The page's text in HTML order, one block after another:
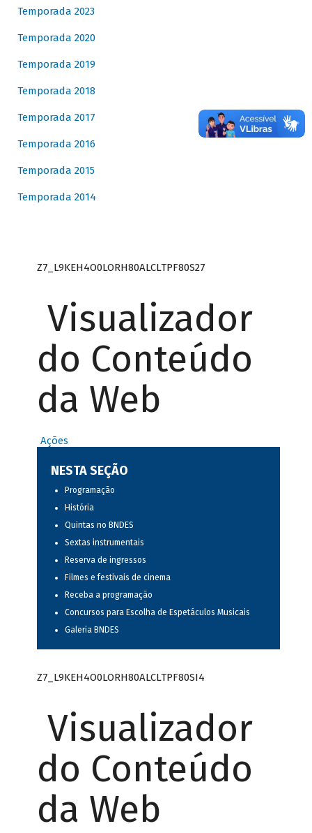
Temporada 2023
Temporada 2020
Temporada 2019
Temporada 2018
Temporada 2017
Temporada 2016
Temporada 2015
Temporada 2014
Z7_L9KEH4O0LORH80ALCLTPF80S27
Visualizador
do Conteúdo
da Web
Ações
NESTA SEÇÃO
Programação
História
Quintas no BNDES
Sextas instrumentais
Reserva de ingressos
Filmes e festivais de cinema
Receba a programação
Concursos para Escolha de Espetáculos Musicais
Galeria BNDES
Z7_L9KEH4O0LORH80ALCLTPF80SI4
Visualizador
do Conteúdo
da Web